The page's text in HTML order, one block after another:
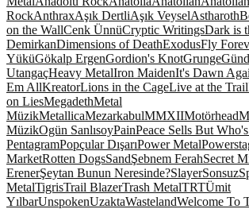
RockAnthraxAşık DertliAşık VeyselAstharoth
on the WallCenk ÜnnüCryptic WritingsDark is
DemirkanDimensions of DeathExodusFly
YüküGökalp ErgenGordion's KnotGrunge
UtangaçHeavy MetalIron MaidenIt's Dawn
Em AllKreatorLions in the CageLive at the Trail
on LiesMegadethMetal
MüzikMetallicaMezarkabulMMXIIMotörhead
MüzikOgün SanlısoyPainPeace Sells But
PentagramPopçular DışarıPower Metal
MarketRotten DogsSandŞebnem FerahSecret
ErenerŞeytan Bunun Neresinde?SlayerSonsuz
MetalTigrisTrail BlazerTrash MetalTRTÜmit
YılbarUnspokenUzaktaWastelandWelcome To